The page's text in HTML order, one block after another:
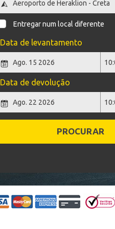
Entregar num local diferente
Data de levantamento
Data de devolução
PROCURAR